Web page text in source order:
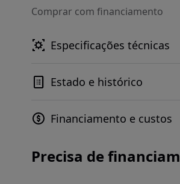
Comprar com financiamento
Especificações técnicas
Estado e histórico
Financiamento e custos
Precisa de